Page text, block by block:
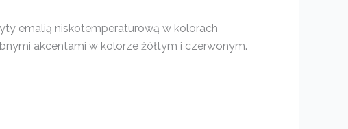
emalią niskotemperaturową w kolorach
akcentami w kolorze żółtym i czerwonym.